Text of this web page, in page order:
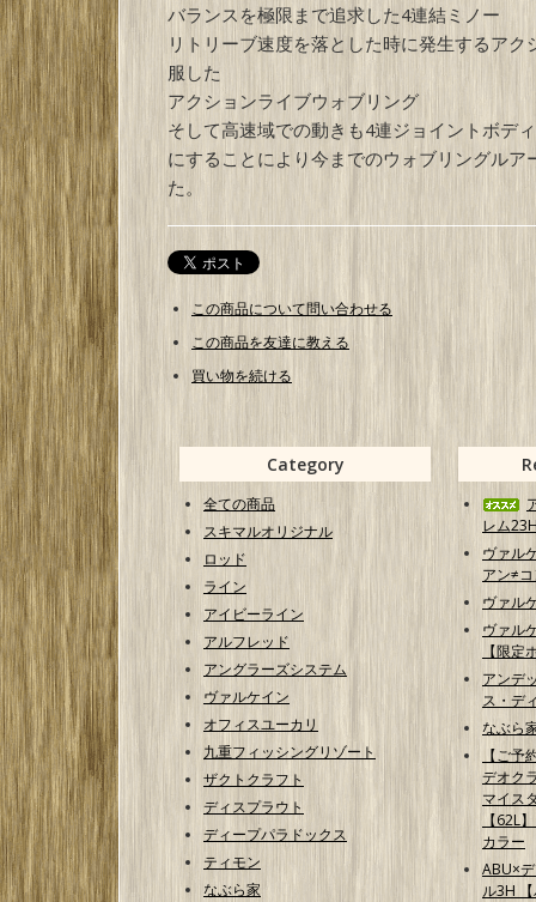
バランスを極限まで追求した4連結ミノー
リトリーブ速度を落とした時に発生するアク
服した
アクションライブウォブリング
そして高速域での動きも4連ジョイントボデ
にすることにより今までのウォブリングルア
た。
この商品について問い合わせる
この商品を友達に教える
買い物を続ける
Category
全ての商品
スキマルオリジナル
ロッド
ライン
アイビーライン
アルフレッド
アングラーズシステム
ヴァルケイン
オフィスユーカリ
九重フィッシングリゾート
ザクトクラフト
ディスプラウト
ディープパラドックス
ティモン
なぶら家
レム
ヴァル
アン≠
ヴァル
ヴァル
【限定
アンデ
ス・デ
なぶら
【ご
デオク
マイス
【62L
カラー
ABU×
ル3H